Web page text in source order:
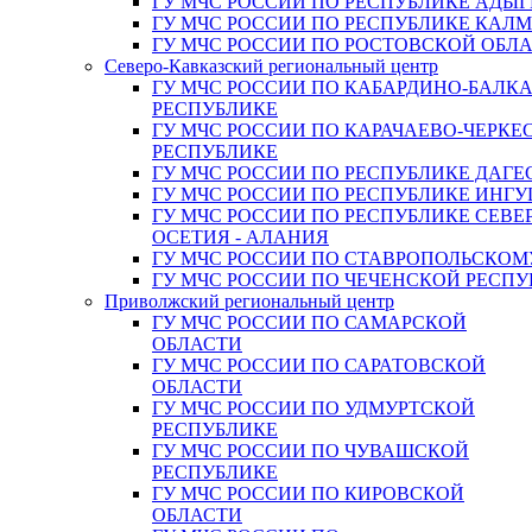
ГУ МЧС РОССИИ ПО РЕСПУБЛИКЕ
ГУ МЧС РОССИИ ПО РОСТОВСКОЙ
Северо-Кавказский региональный центр
ГУ МЧС РОССИИ ПО КАБАРДИНО-
РЕСПУБЛИКЕ
ГУ МЧС РОССИИ ПО КАРАЧАЕВО-
РЕСПУБЛИКЕ
ГУ МЧС РОССИИ ПО РЕСПУБЛИКЕ
ГУ МЧС РОССИИ ПО РЕСПУБЛИКЕ
ГУ МЧС РОССИИ ПО РЕСПУБЛИКЕ
ОСЕТИЯ - АЛАНИЯ
ГУ МЧС РОССИИ ПО
ГУ МЧС РОССИИ ПО ЧЕЧЕНСКОЙ
Приволжский региональный центр
ГУ МЧС РОССИИ ПО САМАРСКОЙ
ОБЛАСТИ
ГУ МЧС РОССИИ ПО САРАТОВСКОЙ
ОБЛАСТИ
ГУ МЧС РОССИИ ПО УДМУРТСКОЙ
РЕСПУБЛИКЕ
ГУ МЧС РОССИИ ПО ЧУВАШСКОЙ
РЕСПУБЛИКЕ
ГУ МЧС РОССИИ ПО КИРОВСКОЙ
ОБЛАСТИ